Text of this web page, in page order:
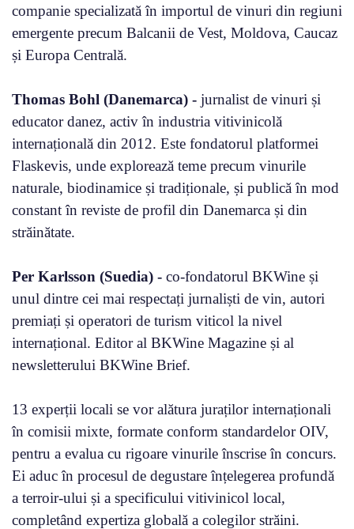
companie specializată în importul de vinuri din regiuni
emergente precum Balcanii de Vest, Moldova, Caucaz
și Europa Centrală.
Thomas Bohl (Danemarca) - jurnalist de vinuri și
educator danez, activ în industria vitivinicolă
internațională din 2012. Este fondatorul platformei
Flaskevis, unde explorează teme precum vinurile
naturale, biodinamice și tradiționale, și publică în mod
constant în reviste de profil din Danemarca și din
străinătate.
Per Karlsson (Suedia) - co-fondatorul BKWine și
unul dintre cei mai respectați jurnaliști de vin, autori
premiați și operatori de turism viticol la nivel
internațional. Editor al BKWine Magazine și al
newsletterului BKWine Brief.
13 experții locali se vor alătura juraților internaționali
în comisii mixte, formate conform standardelor OIV,
pentru a evalua cu rigoare vinurile înscrise în concurs.
Ei aduc în procesul de degustare înțelegerea profundă
a terroir-ului și a specificului vitivinicol local,
completând expertiza globală a colegilor străini.